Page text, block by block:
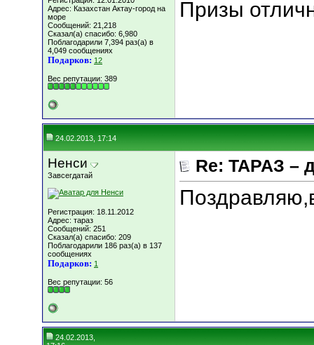
Адрес: Казахстан Актау-город на
море
Сообщений: 21,218
Сказал(а) спасибо: 6,980
Поблагодарили 7,394 раз(а) в
4,049 сообщениях
Подарков: 12
Вес репутации: 389
Призы
24.02.2013, 17:14
Ненси
Завсегдатай
Регистрация: 18.11.2012
Адрес: тараз
Сообщений: 251
Сказал(а) спасибо: 209
Поблагодарили 186 раз(а) в 137
сообщениях
Подарков: 1
Вес репутации: 56
Re: ТАРАЗ –
24.02.2013,